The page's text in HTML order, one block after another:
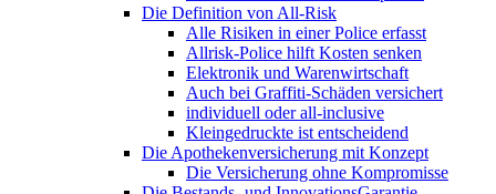
Die Definition von All-Risk
Alle Risiken in einer Police erfasst
Allrisk-Police hilft Kosten senken
Elektronik und Warenwirtschaft
Auch bei Graffiti-Schäden versichert
individuell oder all-inclusive
Kleingedruckte ist entscheidend
Die Apothekenversicherung mit Konzept
Die Versicherung ohne Kompromisse